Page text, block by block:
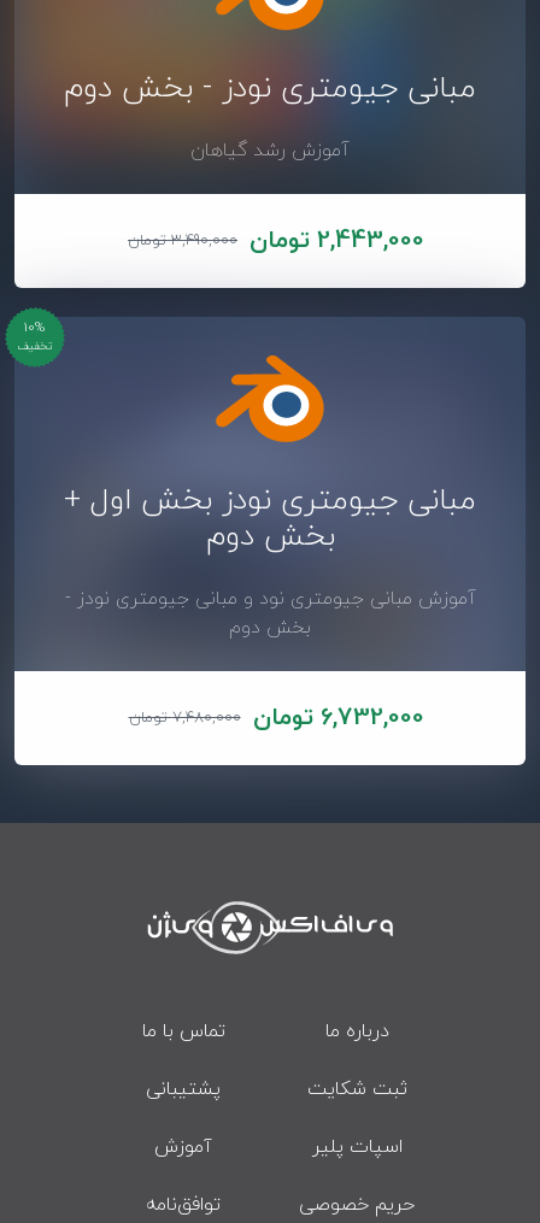
مبانی جیومتری نودز - بخش دوم
آموزش رشد گیاهان
2,443,000 تومان 3,490,000 تومان
مبانی جیومتری نودز بخش اول +
بخش دوم
آموزش مبانی جیومتری نود و مبانی جیومتری نودز -
بخش دوم
6,732,000 تومان 7,480,000 تومان
تخفیف
10%
درباره ما تماس با ما
ثبت شکایت پشتیبانی
اسپات پلیر آموزش
حریم خصوصی توافق‌نامه